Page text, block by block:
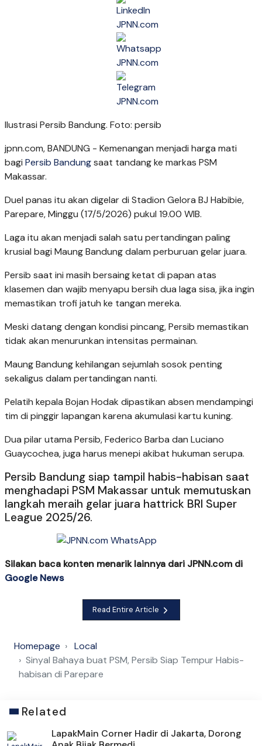
Ilustrasi Persib Bandung. Foto: persib
jpnn.com, BANDUNG - Kemenangan menjadi harga mati
bagi Persib Bandungsaat tandang ke markas PSM
Makassar.
Duel panas itu akan digelar di Stadion Gelora BJ Habibie,
Parepare, Minggu (17/5/2026) pukul 19.00 WIB.
Laga itu akan menjadi salah satu pertandingan paling
krusial bagi Maung Bandung dalam perburuan gelar juara.
Persib saat ini masih bersaing ketat di papan atas
klasemen dan wajib menyapu bersih dua laga sisa, jika ingin
memastikan trofi jatuh ke tangan mereka.
Meski datang dengan kondisi pincang, Persib memastikan
tidak akan menurunkan intensitas permainan.
Maung Bandung kehilangan sejumlah sosok penting
sekaligus dalam pertandingan nanti.
Pelatih kepala Bojan Hodak dipastikan absen mendampingi
tim di pinggir lapangan karena akumulasi kartu kuning.
Dua pilar utama Persib, Federico Barba dan Luciano
Guaycochea, juga harus menepi akibat hukuman serupa.
Persib Bandung siap tampil habis-habisan saat
menghadapi PSM Makassar untuk memutuskan
langkah meraih gelar juara hattrick BRI Super
League 2025/26.
Silakan baca konten menarik lainnya dari JPNN.com di
Google News
Read Entire Article
Homepage
Local
Sinyal Bahaya buat PSM, Persib Siap Tempur Habis-
habisan di Parepare
Related
LapakMain Corner Hadir di Jakarta, Dorong